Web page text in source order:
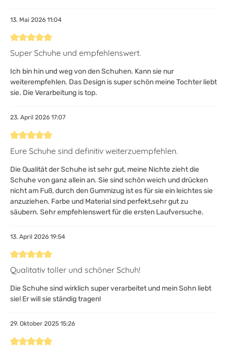
13. Mai 2026 11:04
Bewertung mit 5 von 5 Sternen
Super Schuhe und empfehlenswert.
Ich bin hin und weg von den Schuhen. Kann sie nur
weiterempfehlen. Das Design is super schön meine Tochter liebt
sie. Die Verarbeitung is top.
23. April 2026 17:07
Bewertung mit 5 von 5 Sternen
Eure Schuhe sind definitiv weiterzuempfehlen.
Die Qualität der Schuhe ist sehr gut, meine Nichte zieht die
Schuhe von ganz allein an. Sie sind schön weich und drücken
nicht am Fuß, durch den Gummizug ist es für sie ein leichtes sie
anzuziehen. Farbe und Material sind perfekt,sehr gut zu
säubern. Sehr empfehlenswert für die ersten Laufversuche.
13. April 2026 19:54
Bewertung mit 5 von 5 Sternen
Qualitativ toller und schöner Schuh!
Die Schuhe sind wirklich super verarbeitet und mein Sohn liebt
sie! Er will sie ständig tragen!
29. Oktober 2025 15:26